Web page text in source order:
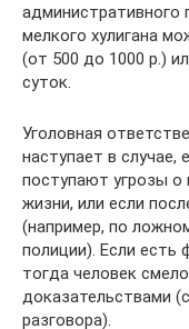
административного
мелкого хулигана
(от 500 до 1000 р.)
суток.
Уголовная
наступает в случае,
поступают угрозы о
жизни, или если
(например, по
полиции). Если есть
тогда человек
доказательствами
разговора).